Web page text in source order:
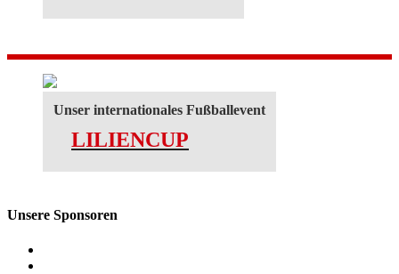
Unser internationales Fußballevent
LILIENCUP
Unsere Sponsoren